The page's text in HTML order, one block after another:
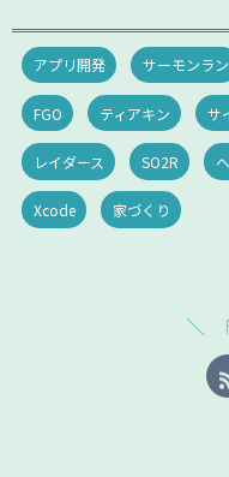
アプリ開発 サーモンラン
FGO ティアキン サ
レイダース SO2R
Xcode 家づくり
＼